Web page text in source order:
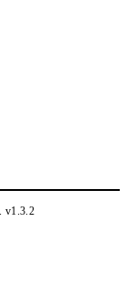
v1.3.2